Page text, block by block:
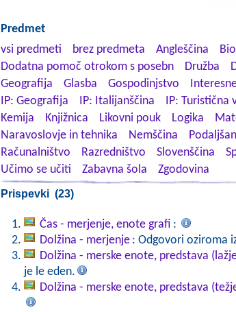
Predmet
vsi predmeti
brez predmeta Angleščina
Dodatna pomoč otrokom s posebn
Družba
Geografija
Glasba Gospodinjstvo
IP: Geografija
IP: Italijanščina IP: Turistična
Kemija
Knjižnica Likovni pouk Logika
Naravoslovje in tehnika
Nemščina
Računalništvo
Razredništvo Slovenščina
Učimo se učiti
Zabavna šola Zgodovina
Prispevki (23)
Čas - merjenje, enote grafi :
Dolžina - merjenje : Odgovori oziroma
Dolžina - merske enote, predstava
je le eden.
Dolžina - merske enote, predstava